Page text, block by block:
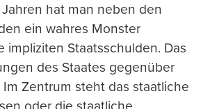
hat man neben den
ein wahres Monster
impliziten Staatsschulden. Das
des Staates gegenüber
Zentrum steht das staatliche
oder die staatliche